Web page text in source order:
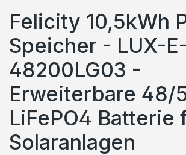
Felicity 10,5kWh
Speicher - LUX-E-
48200LG03 -
Erweiterbare 48/
LiFePO4 Batterie
Solaranlagen